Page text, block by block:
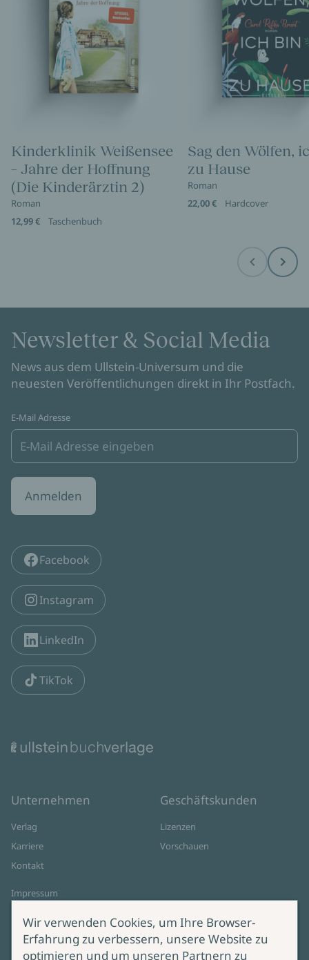
Kinderklinik Weißensee
– Jahre der Hoffnung
(Die Kinderärztin 2)
Roman
12,99 €
Taschenbuch
Sag den Wölfen,
zu Hause
Roman
22,00 €
Hardcover
Before Next
Newsletter & Social Media
News aus dem Ullstein-Universum und die
neuesten Veröffentlichungen direkt in Ihr Postfach.
E-Mail Adresse
Anmelden
Facebook
Instagram
LinkedIn
TikTok
Unternehmen
Verlag
Karriere
Kontakt
Impressum
Cookie-Einstellungen
AGB Online Shop
Geschäftskunden
Lizenzen
Vorschauen
Wir verwenden Cookies, um Ihre Browser-
Erfahrung zu verbessern, unsere Website zu
optimieren und um unseren Partnern zu